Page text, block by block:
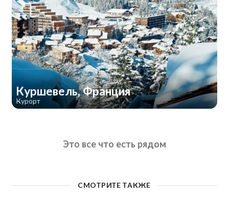
Куршевель, Франция
Курорт
Это все что есть рядом
СМОТРИТЕ ТАКЖЕ